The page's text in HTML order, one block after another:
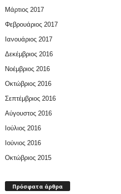
Μάρτιος 2017
Φεβρουάριος 2017
Ιανουάριος 2017
Δεκέμβριος 2016
Νοέμβριος 2016
Οκτώβριος 2016
Σεπτέμβριος 2016
Αύγουστος 2016
Ιούλιος 2016
Ιούνιος 2016
Οκτώβριος 2015
Πρόσφατα άρθρα